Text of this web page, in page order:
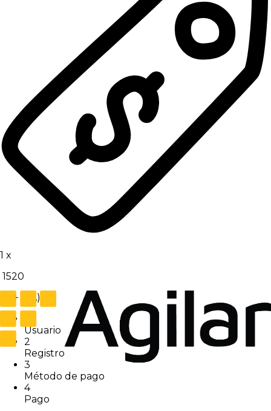
1 x
1520
(+ IVA)
Usuario
2
Registro
3
Método de pago
4
Pago